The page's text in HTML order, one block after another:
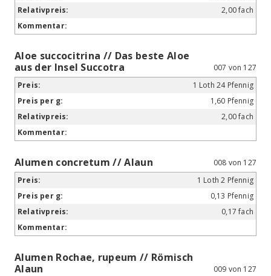
2,00 fach
Aloe succocitrina // Das beste Aloe
aus der Insel Succotra
007 von 127
1 Loth 24 Pfennig
1,60 Pfennig
2,00 fach
Alumen concretum // Alaun
008 von 127
1 Loth 2 Pfennig
0,13 Pfennig
0,17 fach
Alumen Rochae, rupeum // Römisch
Alaun
009 von 127